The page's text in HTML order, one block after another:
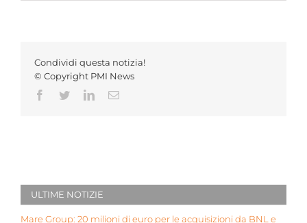
Condividi questa notizia!
© Copyright PMI News
Facebook
TwitterLinkedInEmail
ULTIME NOTIZIE
Mare Group: 20 milioni di euro per le acquisizioni da BNL e